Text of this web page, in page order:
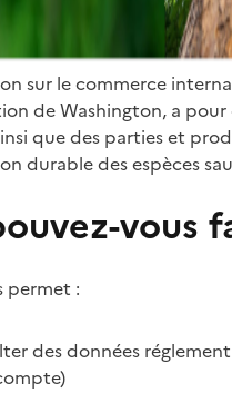
sur le commerce
de Washington, a
que des parties et
durable des espèces
vous
permet :
des données